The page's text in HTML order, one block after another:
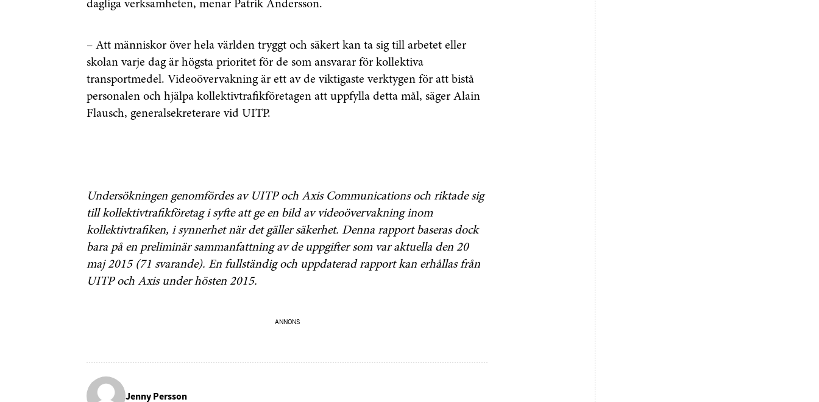
dagliga verksamheten, menar Patrik Andersson.
– Att människor över hela världen tryggt och säkert kan ta sig till arbetet eller
skolan varje dag är högsta prioritet för de som ansvarar för kollektiva
transportmedel. Videoövervakning är ett av de viktigaste verktygen för att bistå
personalen och hjälpa kollektivtrafikföretagen att uppfylla detta mål, säger Alain
Flausch, generalsekreterare vid UITP.
Undersökningen genomfördes av UITP och Axis Communications och riktade sig
till kollektivtrafikföretag i syfte att ge en bild av videoövervakning inom
kollektivtrafiken, i synnerhet när det gäller säkerhet. Denna rapport baseras dock
bara på en preliminär sammanfattning av de uppgifter som var aktuella den 20
maj 2015 (71 svarande). En fullständig och uppdaterad rapport kan erhållas från
UITP och Axis under hösten 2015.
ANNONS
Jenny Persson